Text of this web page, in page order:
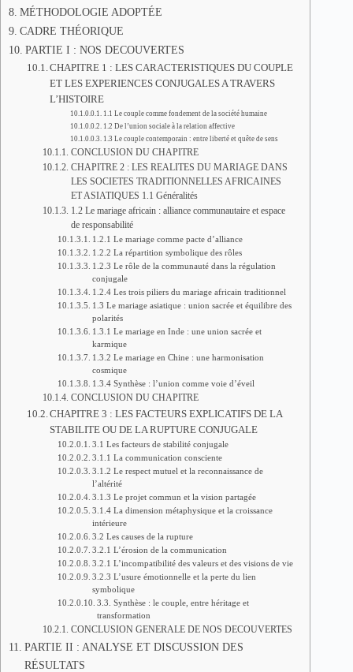
MÉTHODOLOGIE ADOPTÉE
CADRE THÉORIQUE
PARTIE I : NOS DECOUVERTES
CHAPITRE 1 : LES CARACTERISTIQUES DU COUPLE
ET LES EXPERIENCES CONJUGALES A TRAVERS
L’HISTOIRE
1.1 Le couple comme fondement de la société humaine
1.2 De l’union sociale à la relation affective
1.3 Le couple contemporain : entre liberté et quête de sens
CONCLUSION DU CHAPITRE
CHAPITRE 2 : LES REALITES DU MARIAGE DANS
LES SOCIETES TRADITIONNELLES AFRICAINES
ET ASIATIQUES 1.1 Généralités
1.2 Le mariage africain : alliance communautaire et espace
de responsabilité
1.2.1 Le mariage comme pacte d’alliance
1.2.2 La répartition symbolique des rôles
1.2.3 Le rôle de la communauté dans la régulation
conjugale
1.2.4 Les trois piliers du mariage africain traditionnel
1.3 Le mariage asiatique : union sacrée et équilibre des
polarités
1.3.1 Le mariage en Inde : une union sacrée et
karmique
1.3.2 Le mariage en Chine : une harmonisation
cosmique
1.3.4 Synthèse : l’union comme voie d’éveil
CONCLUSION DU CHAPITRE
CHAPITRE 3 : LES FACTEURS EXPLICATIFS DE LA
STABILITE OU DE LA RUPTURE CONJUGALE
3.1 Les facteurs de stabilité conjugale
3.1.1 La communication consciente
3.1.2 Le respect mutuel et la reconnaissance de
l’altérité
3.1.3 Le projet commun et la vision partagée
3.1.4 La dimension métaphysique et la croissance
intérieure
3.2 Les causes de la rupture
3.2.1 L’érosion de la communication
3.2.1 L’incompatibilité des valeurs et des visions de vie
3.2.3 L’usure émotionnelle et la perte du lien
symbolique
3.3. Synthèse : le couple, entre héritage et
transformation
CONCLUSION GENERALE DE NOS DECOUVERTES
PARTIE II : ANALYSE ET DISCUSSION DES
RÉSULTATS